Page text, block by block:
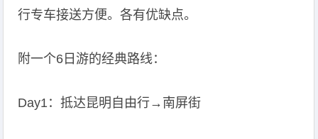
行专车接送方便。各有优缺点。
附一个6日游的经典路线：
Day1：抵达昆明自由行→南屏街